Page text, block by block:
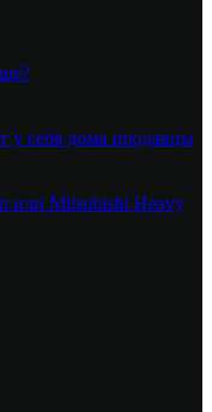
у себя дома продавцы
или Mitsubishi Heavy